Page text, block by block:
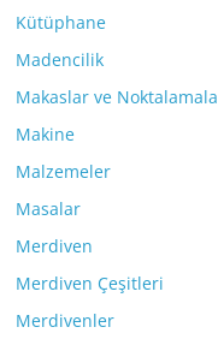
Kütüphane
Madencilik
Makaslar ve
Makine
Malzemeler
Masalar
Merdiven
Merdiven Çeşitleri
Merdivenler